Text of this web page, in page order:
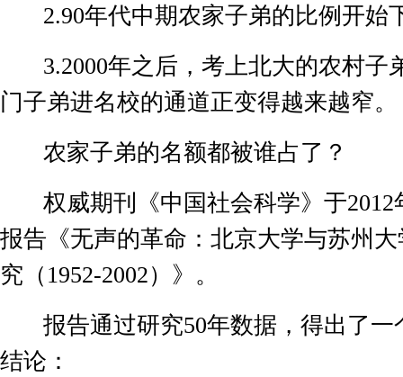
2.90年代中期农家子弟的比例开始
3.2000年之后，考上北大的农村子
门子弟进名校的通道正变得越来越窄。
农家子弟的名额都被谁占了？
权威期刊《中国社会科学》于2012
报告《无声的革命：北京大学与苏州
究（ 1952-2002）》。
报告通过研究50年数据，得出了一
结论：